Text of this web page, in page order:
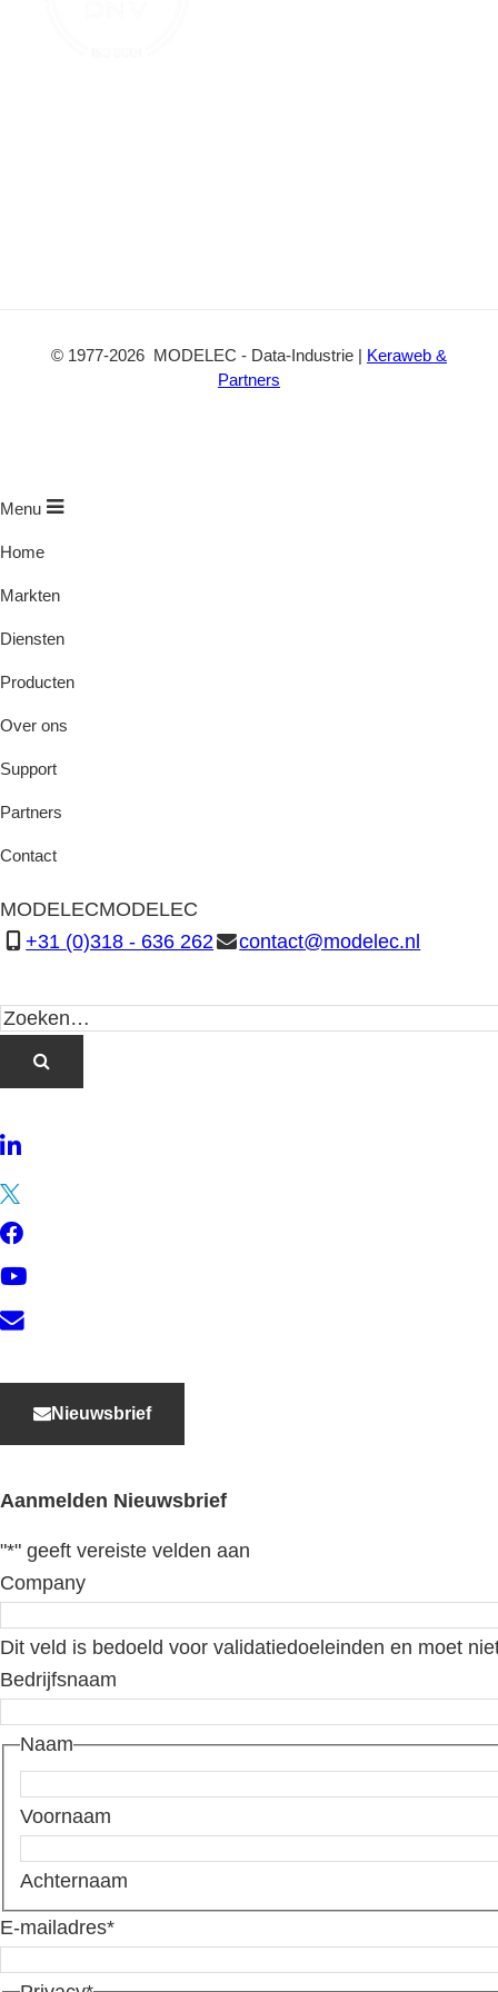
© 1977-2026 MODELEC - Data-Industrie | Keraweb &
Partners
Menu
Home
Markten
Diensten
Producten
Over ons
Support
Partners
Contact
MODELECMODELEC
+31 (0)318 - 636 262
contact@modelec.nl
LinkedIn
YouTube
Contact
Nieuwsbrief
Aanmelden Nieuwsbrief
"*" geeft vereiste velden aan
Company
Dit veld is bedoeld voor validatiedoeleinden en moet
Bedrijfsnaam
Naam
Voornaam
Achternaam
E-mailadres*